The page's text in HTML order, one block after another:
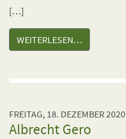
[…]
WEITERLESEN…
FREITAG, 18. DEZEMBER 2020
Albrecht Gero